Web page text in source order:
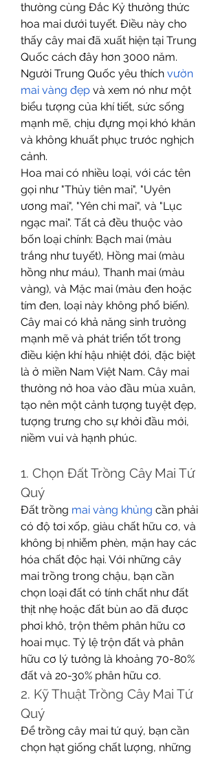
thường cùng Đắc Kỷ thưởng thức
hoa mai dưới tuyết. Điều này cho
thấy cây mai đã xuất hiện tại Trung
Quốc cách đây hơn 3000 năm.
Người Trung Quốc yêu thích vườn
mai vàng đẹp và xem nó như một
biểu tượng của khí tiết, sức sống
mạnh mẽ, chịu đựng mọi khó khăn
và không khuất phục trước nghịch
cảnh.
Hoa mai có nhiều loại, với các tên
gọi như "Thủy tiên mai", "Uyên
ương mai", "Yên chi mai", và "Lục
ngạc mai". Tất cả đều thuộc vào
bốn loại chính: Bạch mai (màu
trắng như tuyết), Hồng mai (màu
hồng như máu), Thanh mai (màu
vàng), và Mặc mai (màu đen hoặc
tím đen, loại này không phổ biến).
Cây mai có khả năng sinh trưởng
mạnh mẽ và phát triển tốt trong
điều kiện khí hậu nhiệt đới, đặc biệt
là ở miền Nam Việt Nam. Cây mai
thường nở hoa vào đầu mùa xuân,
tạo nên một cảnh tượng tuyệt đẹp,
tượng trưng cho sự khởi đầu mới,
niềm vui và hạnh phúc.
1. Chọn Đất Trồng Cây Mai Tứ
Quý
Đất trồng mai vàng khủng cần phải
có độ tơi xốp, giàu chất hữu cơ, và
không bị nhiễm phèn, mặn hay các
hóa chất độc hại. Với những cây
mai trồng trong chậu, bạn cần
chọn loại đất có tính chất như đất
thịt nhẹ hoặc đất bùn ao đã được
phơi khô, trộn thêm phân hữu cơ
hoai mục. Tỷ lệ trộn đất và phân
hữu cơ lý tưởng là khoảng 70-80%
đất và 20-30% phân hữu cơ.
2. Kỹ Thuật Trồng Cây Mai Tứ
Quý
Để trồng cây mai tứ quý, bạn cần
chọn hạt giống chất lượng, những